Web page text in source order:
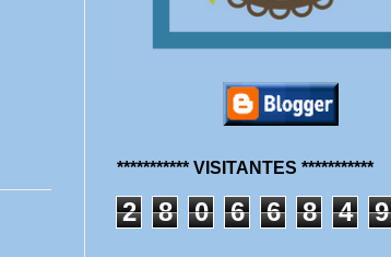
*********** VISITANTES ***********
2 8 0 6 6 8 4 9